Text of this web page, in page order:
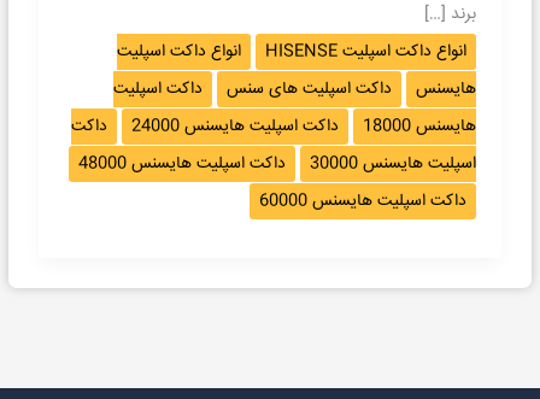
برند […]
انواع داکت اسپلیت HISENSE
انواع داکت اسپلیت
هایسنس
داکت اسپلیت های سنس
داکت اسپلیت
هایسنس 18000
داکت اسپلیت هایسنس 24000
داکت
اسپلیت هایسنس 30000
داکت اسپلیت هایسنس 48000
داکت اسپلیت هایسنس 60000